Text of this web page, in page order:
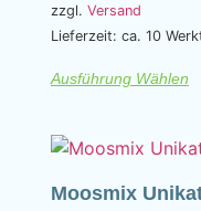
zzgl. Versand
Lieferzeit: ca. 10
Ausführung Wählen
Moosmix